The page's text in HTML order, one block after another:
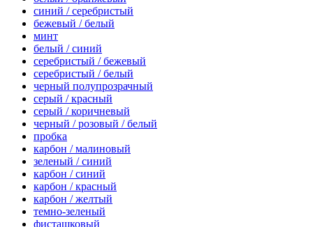
синий / серебристый
бежевый / белый
минт
белый / синий
серебристый / бежевый
серебристый / белый
черный полупрозрачный
серый / красный
серый / коричневый
черный / розовый / белый
пробка
карбон / малиновый
зеленый / синий
карбон / синий
карбон / красный
карбон / желтый
темно-зеленый
фисташковый